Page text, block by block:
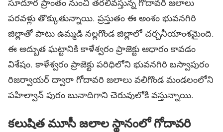
పరవళ్లు తొక్కుతున్నాయి. ప్రస్తుతం ఈ అంశం భువనగిరి
జిల్లాతో పాటు ఉమ్మడి నల్లగొండ జిల్లాలో చర్చనీయాంశమైంది.
ఈ అద్బుత ఘట్టానికి కాళేశ్వరం ప్రాజెక్టు ఆధారం కావడం
విశేషం. కాళేశ్వరం ప్రాజెక్టు పరిధిలోని భువనగిరి బస్వాపురం
రిజర్వాయర్ ద్వారా గోదావరి జలాలు వలిగొండ మండలంలోని
పహిల్వాన్ పురం బునాదిగాని చెరువులోకి వస్తున్నాయి.
కలుషిత మూసీ జలాల స్థానంలో గోదావరి